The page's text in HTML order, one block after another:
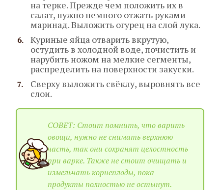
на терке. Прежде чем положить их в
салат, нужно немного отжать руками
маринад. Выложить огурец на слой лука.
Куриные яйца отварить вкрутую,
остудить в холодной воде, почистить и
нарубить ножом на мелкие сегменты,
распределить на поверхности закуски.
Сверху выложить свёклу, выровнять все
слои.
СОВЕТ: Стоит помнить, что варить
овощи, нужно не снимать верхнюю
часть, так они сохранят целостность
при варке. Также не стоит очищать и
измельчать корнеплоды, пока
продукты полностью не остынут.